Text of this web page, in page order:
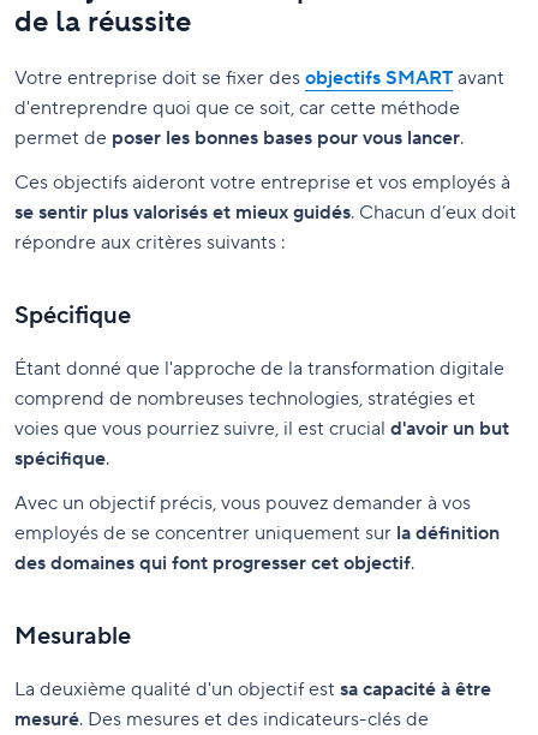
de la réussite
Votre entreprise doit se fixer des objectifs SMART avant
d'entreprendre quoi que ce soit, car cette méthode
permet de poser les bonnes bases pour vous lancer.
Ces objectifs aideront votre entreprise et vos employés à
se sentir plus valorisés et mieux guidés. Chacun d’eux doit
répondre aux critères suivants :
Spécifique
Étant donné que l'approche de la transformation digitale
comprend de nombreuses technologies, stratégies et
voies que vous pourriez suivre, il est crucial d'avoir un but
spécifique.
Avec un objectif précis, vous pouvez demander à vos
employés de se concentrer uniquement sur la définition
des domaines qui font progresser cet objectif.
Mesurable
La deuxième qualité d'un objectif est sa capacité à être
mesuré. Des mesures et des indicateurs-clés de